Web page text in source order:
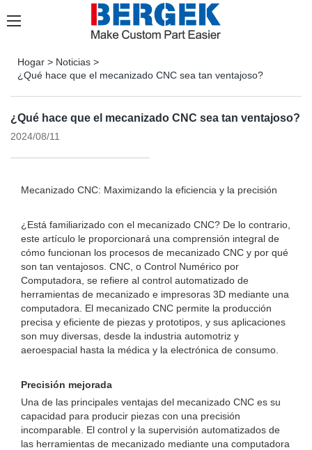
Hogar > Noticias >
¿Qué hace que el mecanizado CNC sea tan ventajoso?
¿Qué hace que el mecanizado CNC sea tan ventajoso?
2024/08/11
Mecanizado CNC: Maximizando la eficiencia y la precisión
¿Está familiarizado con el mecanizado CNC? De lo contrario,
este artículo le proporcionará una comprensión integral de
cómo funcionan los procesos de mecanizado CNC y por qué
son tan ventajosos. CNC, o Control Numérico por
Computadora, se refiere al control automatizado de
herramientas de mecanizado e impresoras 3D mediante una
computadora. El mecanizado CNC permite la producción
precisa y eficiente de piezas y prototipos, y sus aplicaciones
son muy diversas, desde la industria automotriz y
aeroespacial hasta la médica y la electrónica de consumo.
Precisión mejorada
Una de las principales ventajas del mecanizado CNC es su
capacidad para producir piezas con una precisión
incomparable. El control y la supervisión automatizados de
las herramientas de mecanizado mediante una computadora